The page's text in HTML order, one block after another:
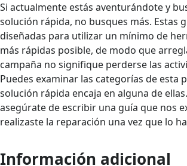
Si actualmente estás aventurándote y
solución rápida, no busques más. Estas
diseñadas para utilizar un mínimo de
más rápidas posible, de modo que
campaña no signifique perderse las
Puedes examinar las categorías de esta
solución rápida encaja en alguna de
asegúrate de escribir una guía que nos
realizaste la reparación una vez que lo
Información adicional